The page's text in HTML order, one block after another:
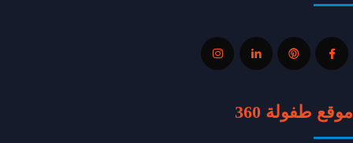
موقع طفولة 360